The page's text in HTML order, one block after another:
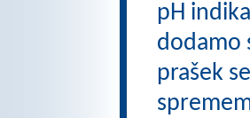
pH
dodamo
prašek